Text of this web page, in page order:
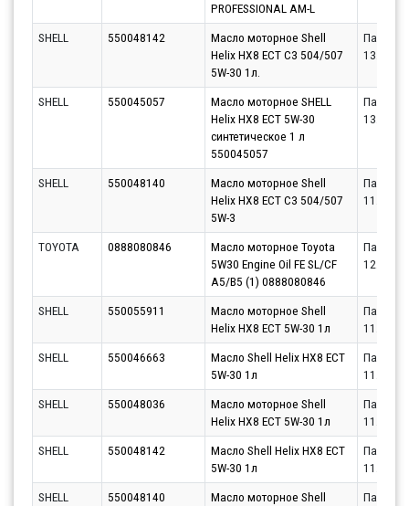
PROFESSIONAL AM-L
SHELL 550048142
Масло моторное Shell
Helix HX8 ECT C3 504/507
5W-30 1л.
Партнёр
SHELL 550045057
Масло моторное SHELL
Helix HX8 ECT 5W-30
синтетическое 1 л
550045057
Партнёр
SHELL 550048140
Масло моторное Shell
Helix HX8 ECT C3 504/507
5W-3
Партнёр
TOYOTA 0888080846
Масло моторное Toyota
5W30 Engine Oil FE SL/CF
A5/B5 (1) 0888080846
Партнёр
SHELL 550055911
Масло моторное Shell
Helix HX8 ECT 5W-30 1л
Партнёр
SHELL
550046663
Масло Shell Helix HX8 ECT
5W-30 1л
Партнёр
SHELL
550048036
Масло моторное Shell
Helix HX8 ECT 5W-30 1л
Партнёр
SHELL
550048142
Масло Shell Helix HX8 ECT
5W-30 1л
Партнёр
SHELL
550048140
Масло моторное Shell
Партнёр